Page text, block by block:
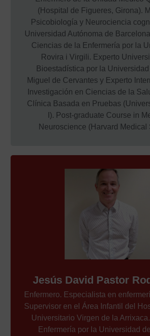
(Hospital de Figueres, Girona).
Psicobiología y Neurociencia
Universidad Autónoma de
Ciencias de la Enfermería por la
Rovira i Virgili. Experto
Bioestadística por la
Miguel de Cervantes y Experto
Investigación en Ciencias de la
Clínica Basada en Pruebas
I). Post-graduate Course in
Neuroscience (Harvard Medical
Jesús David Pastor
Enfermero. Especialista en
Supervisor en el Área Infantil del
Universitario Virgen de la
Enfermería por la Universidad